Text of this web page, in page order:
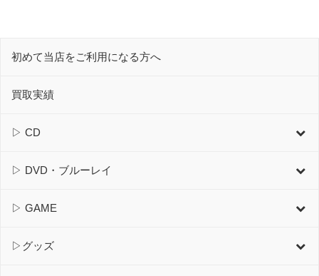
初めて当店をご利用になる方へ
買取実績
▷ CD
▷ DVD・ブルーレイ
▷ GAME
▷グッズ